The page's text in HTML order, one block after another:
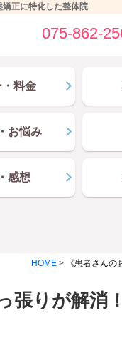
正に特化した整体院
075-862-
料金
お悩み
感想
HOME > 《患者さん
張りが解消